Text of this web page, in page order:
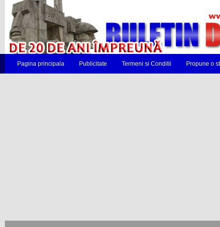
Pagina principala Publicitate Termeni si Conditii Propune o